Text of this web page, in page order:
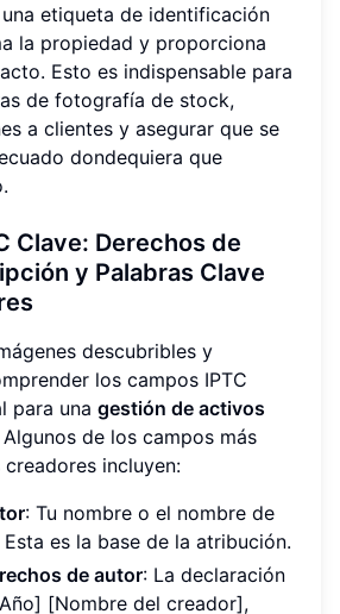
etiqueta de identificación
la propiedad y proporciona
Esto es indispensable para
de fotografía de stock,
a clientes y asegurar que se
dondequiera que
Clave: Derechos de
y Palabras Clave
descubribles y
los campos IPTC
para una gestión de activos
de los campos más
incluyen:
: Tu nombre o el nombre de
es la base de la atribución.
de autor: La declaración
[Nombre del creador],